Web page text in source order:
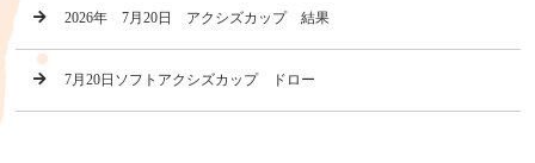
2026年 7月20日 アクシズカップ 結果
7月20日ソフトアクシズカップ ドロー